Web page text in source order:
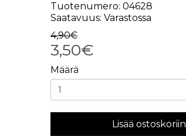
Tuotenumero: 04628
Saatavuus: Varastossa
4,90€
3,50€
Määrä
Lisää ostoskoriin